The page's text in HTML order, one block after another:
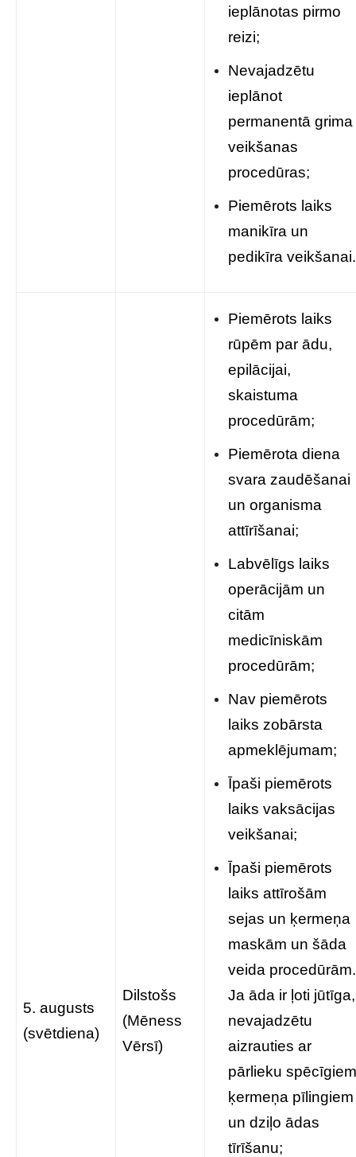
ieplānotas pirmo
reizi;
Nevajadzētu
ieplānot
permanentā grima
veikšanas
procedūras;
Piemērots laiks
manikīra un
pedikīra veikšanai.
5. augusts
(svētdiena)
Dilstošs
(Mēness
Vērsī)
Piemērots laiks
rūpēm par ādu,
epilācijai,
skaistuma
procedūrām;
Piemērota diena
svara zaudēšanai
un organisma
attīrīšanai;
Labvēlīgs laiks
operācijām un
citām
medicīniskām
procedūrām;
Nav piemērots
laiks zobārsta
apmeklējumam;
Īpaši piemērots
laiks vaksācijas
veikšanai;
Īpaši piemērots
laiks attīrošām
sejas un ķermeņa
maskām un šāda
veida procedūrām.
Ja āda ir ļoti jūtīga,
nevajadzētu
aizrauties ar
pārlieku spēcīgiem
ķermeņa pīlingiem
un dziļo ādas
tīrīšanu;